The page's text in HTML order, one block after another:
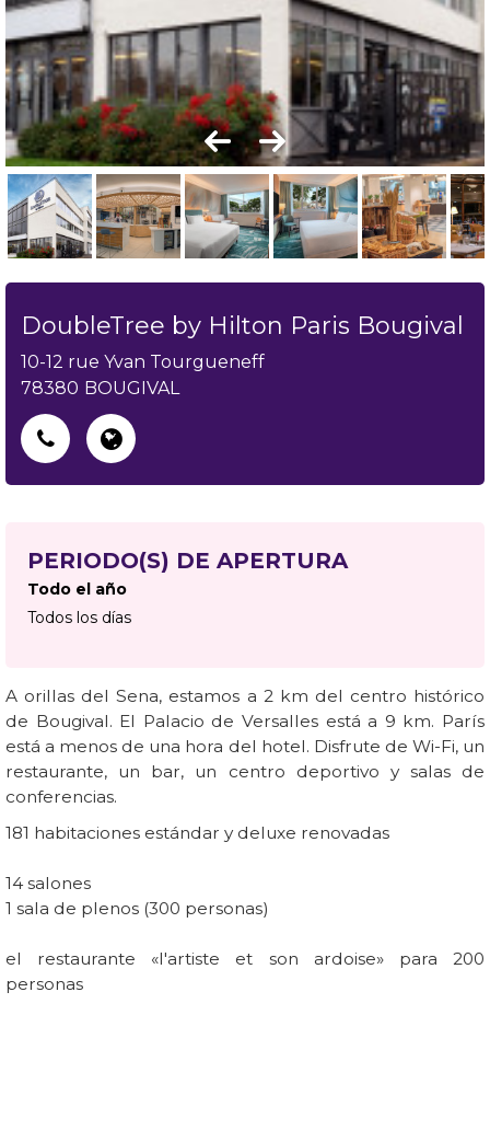
DoubleTree by Hilton Paris Bougival
10-12 rue Yvan Tourgueneff
78380 BOUGIVAL
PERIODO(S) DE APERTURA
Todo el año
Todos los días
A orillas del Sena, estamos a 2 km del centro histórico
de Bougival. El Palacio de Versalles está a 9 km. París
está a menos de una hora del hotel. Disfrute de Wi-Fi, un
restaurante, un bar, un centro deportivo y salas de
conferencias.
181 habitaciones estándar y deluxe renovadas
14 salones
1 sala de plenos (300 personas)
el restaurante «l'artiste et son ardoise» para 200
personas